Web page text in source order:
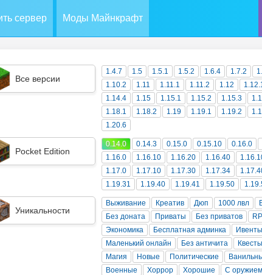
сервер Моды Майнкрафт
Все версии
1.4.7 1.5 1.5.1 1.5.2 1.6.4 1.7.2
1.10.2
1.11 1.11.1 1.11.2 1.12 1.12.1
1.14.4
1.15 1.15.1 1.15.2 1.15.3
1.18.1
1.18.2 1.19 1.19.1 1.19.2
1.20.6
Pocket Edition
0.14.0 0.14.3 0.15.0 0.15.10 0.16.0
1.16.0
1.16.10 1.16.20 1.16.40
1.17.0
1.17.10 1.17.30 1.17.34
1.19.31
1.19.40 1.19.41 1.19.50
Уникальности
Выживание Креатив Дюп 1000 лвл
Без доната
Приваты Без приватов
Экономика
Бесплатная админка Ивенты
Маленький онлайн
Без античита Квесты
Магия
Новые Политические
Военные
Хоррор Хорошие С оружием